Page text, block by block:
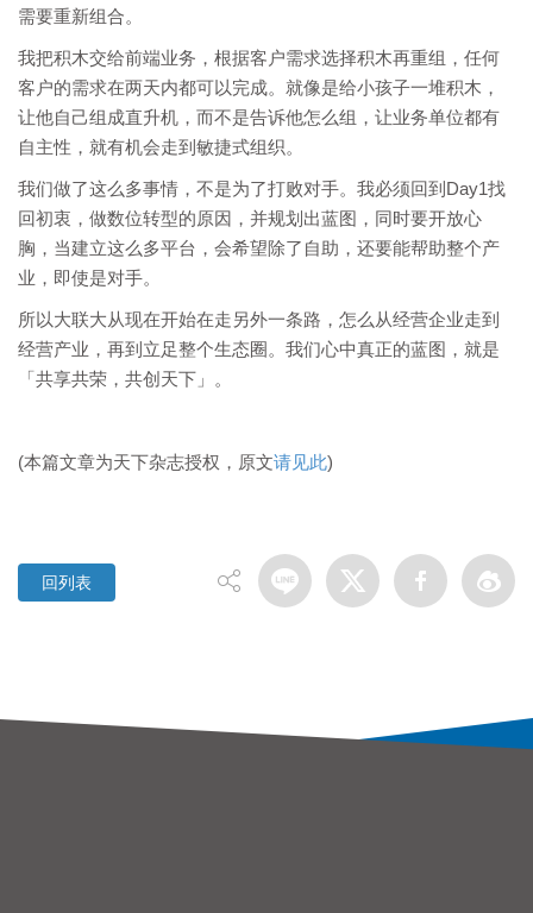
需要重新组合。
我把积木交给前端业务，根据客户需求选择积木再重组，任何
客户的需求在两天内都可以完成。就像是给小孩子一堆积木，
让他自己组成直升机，而不是告诉他怎么组，让业务单位都有
自主性，就有机会走到敏捷式组织。
我们做了这么多事情，不是为了打败对手。我必须回到Day1找
回初衷，做数位转型的原因，并规划出蓝图，同时要开放心
胸，当建立这么多平台，会希望除了自助，还要能帮助整个产
业，即使是对手。
所以大联大从现在开始在走另外一条路，怎么从经营企业走到
经营产业，再到立足整个生态圈。我们心中真正的蓝图，就是
「共享共荣，共创天下」。
(本篇文章为天下杂志授权，原文请见此)
回列表